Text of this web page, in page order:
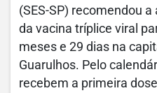
(SES-SP) recomendou
da vacina tríplice viral
meses e 29 dias na
Guarulhos. Pelo
recebem a primeira